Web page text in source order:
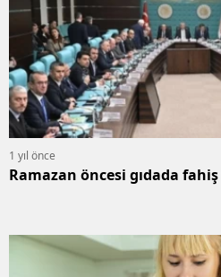
1 yıl önce
Ramazan öncesi gıdada